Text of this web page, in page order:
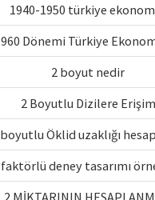
1940-1950 türkiye
Dönemi Türkiye
2 boyut nedir
2 Boyutlu Dizilere Erişim
Öklid uzaklığı
faktörlü deney tasarımı
2 MİKTARININ